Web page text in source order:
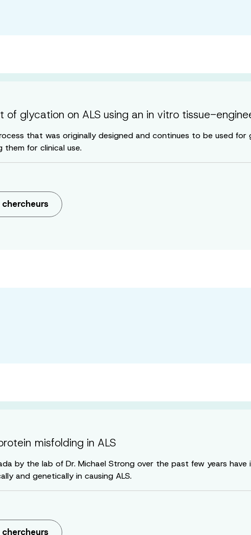
glycation on ALS using an in vitro tissue-
that was originally designed and continues to be used
them for clinical use.
misfolding in ALS
by the lab of Dr. Michael Strong over the past few years
and genetically in causing ALS.